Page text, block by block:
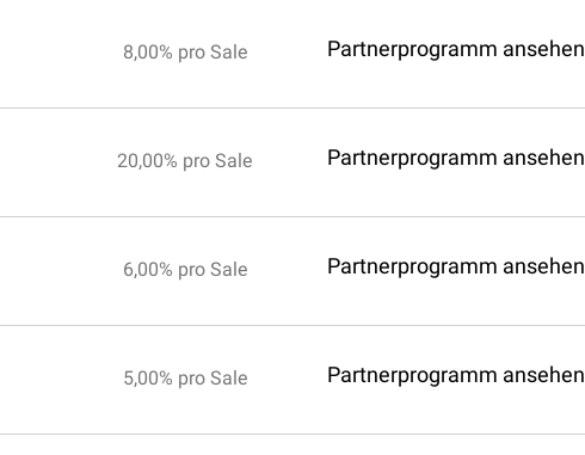
8,00% pro Sale Partnerprogramm ansehen
20,00% pro Sale Partnerprogramm ansehen
6,00% pro Sale Partnerprogramm ansehen
5,00% pro Sale Partnerprogramm ansehen